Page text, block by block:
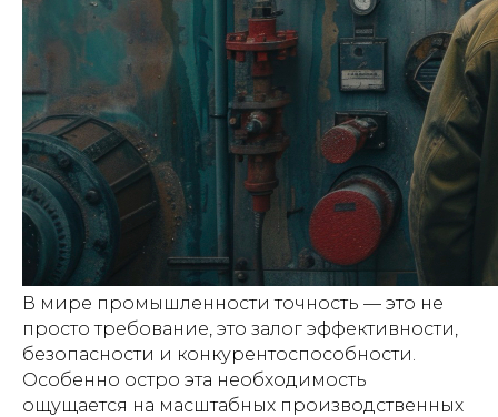
В мире промышленности точность — это не
просто требование, это залог эффективности,
безопасности и конкурентоспособности.
Особенно остро эта необходимость
ощущается на масштабных производственных